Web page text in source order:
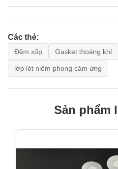
Các thẻ:
Đệm xốp Gasket thoáng khí
lớp lót niêm phong cảm ứng
Sản phẩm